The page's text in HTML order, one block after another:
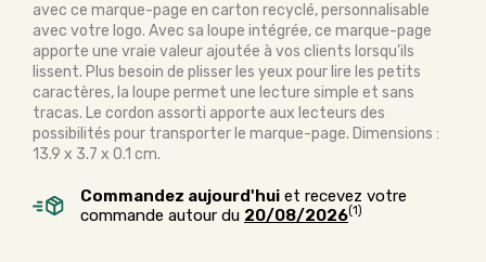
avec ce marque-page en carton recyclé, personnalisable
avec votre logo. Avec sa loupe intégrée, ce marque-page
apporte une vraie valeur ajoutée à vos clients lorsqu’ils
lissent. Plus besoin de plisser les yeux pour lire les petits
caractères, la loupe permet une lecture simple et sans
tracas. Le cordon assorti apporte aux lecteurs des
possibilités pour transporter le marque-page. Dimensions :
13.9 x 3.7 x 0.1 cm.
Commandez aujourd'hui et recevez votre
commande autour du 20/08/2026(1)